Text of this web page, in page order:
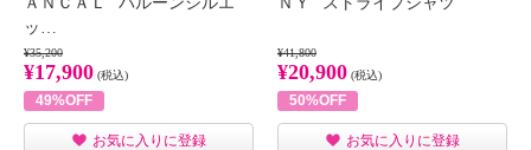
ッ…
¥35,200
¥17,900 (税込)
49%OFF
お気に入りに登録
¥41,800
¥20,900 (税込)
50%OFF
お気に入りに登録